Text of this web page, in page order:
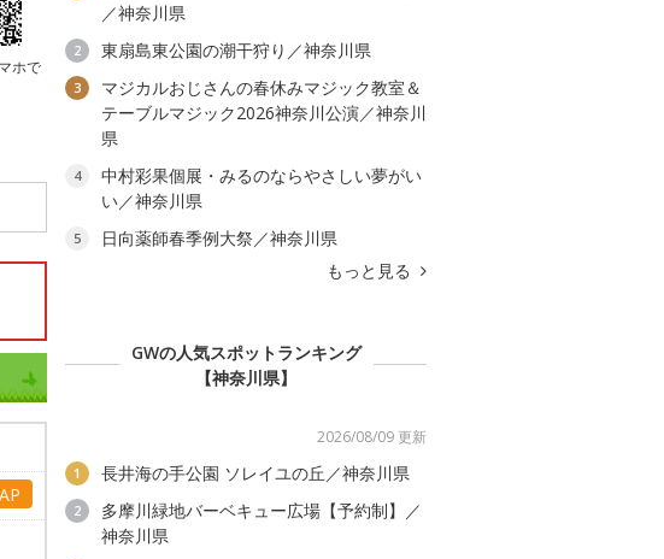
ホで
／神奈川県
2 東扇島東公園の潮干狩り／神奈川県
3
マジカルおじさんの春休みマジック教室＆
テーブルマジック2026神奈川公演／神奈川
県
4
中村彩果個展・みるのならやさしい夢がい
い／神奈川県
5
日向薬師春季例大祭／神奈川県
もっと見る
GWの人気スポットランキング
【神奈川県】
2026/08/09 更新
1 長井海の手公園 ソレイユの丘／神奈川県
2
多摩川緑地バーベキュー広場【予約制】／
神奈川県